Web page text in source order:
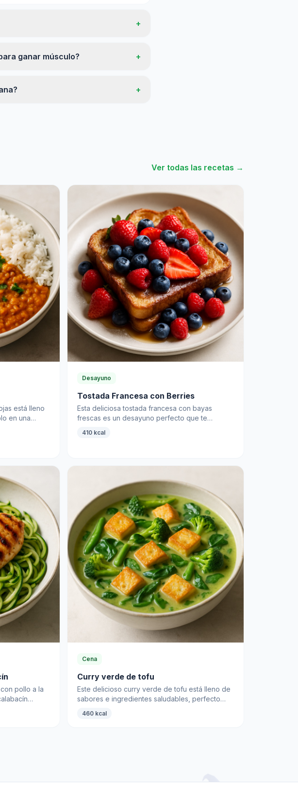
+
ganar músculo? +
+
Ver todas las recetas →
está lleno
en una
Desayuno
Tostada Francesa con Berries
Esta deliciosa tostada francesa con bayas
frescas es un desayuno perfecto que te
410 kcal
pollo a la
Cena
Curry verde de tofu
Este delicioso curry verde de tofu está lleno de
sabores e ingredientes saludables, perfecto
para los amantes de la cocina asiática.
460 kcal